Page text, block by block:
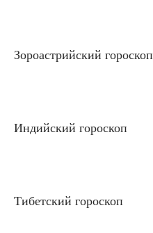
Зороастрийский гороскоп
Индийский гороскоп
Тибетский гороскоп